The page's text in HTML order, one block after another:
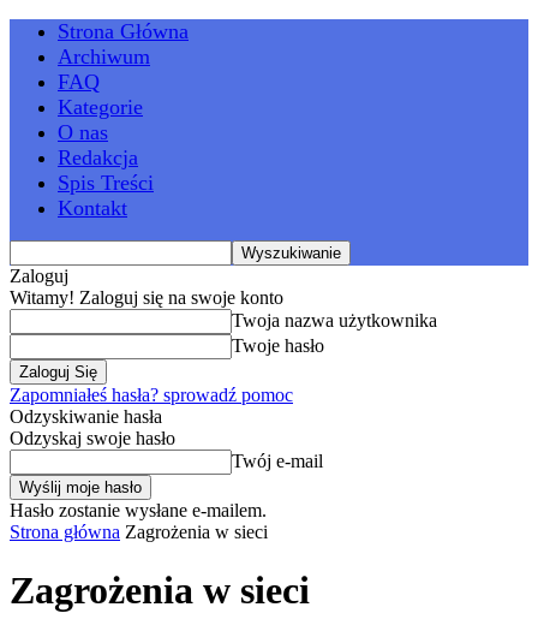
Strona Główna
Archiwum
FAQ
Kategorie
O nas
Redakcja
Spis Treści
Kontakt
Zaloguj
Witamy! Zaloguj się na swoje konto
Twoja nazwa użytkownika
Twoje hasło
Zapomniałeś hasła? sprowadź pomoc
Odzyskiwanie hasła
Odzyskaj swoje hasło
Twój e-mail
Hasło zostanie wysłane e-mailem.
Strona główna Zagrożenia w sieci
Zagrożenia w sieci